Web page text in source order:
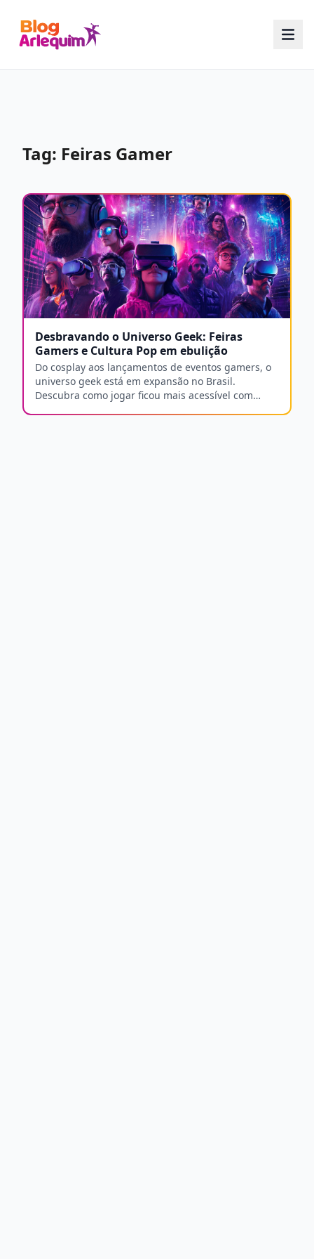
Tag: Feiras Gamer
Desbravando o Universo Geek: Feiras
Gamers e Cultura Pop em ebulição
Do cosplay aos lançamentos de eventos gamers, o
universo geek está em expansão no Brasil.
Descubra como jogar ficou mais acessível com